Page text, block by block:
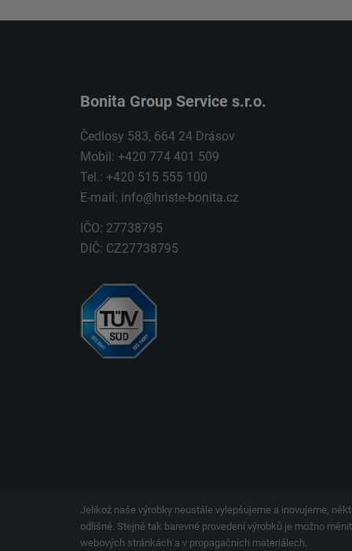
Bonita Group Service s.r.o.
Čedlosy 583, 664 24 Drásov
Mobil: +420 774 401 509
Tel.: +420 515 555 100
E-mail: info@hriste-bonita.cz
IČO: 27738795
DIČ: CZ27738795
Jelikož naše výrobky neustále vylepšujeme a inovujeme,
odlišné. Stejně tak barevné provedení výrobků je možno
webových stránkách a v propagačních materiálech.